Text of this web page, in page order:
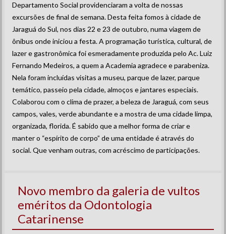
Departamento Social providenciaram a volta de nossas
excursões de final de semana. Desta feita fomos à cidade de
Jaraguá do Sul, nos dias 22 e 23 de outubro, numa viagem de
ônibus onde iniciou a festa. A programação turística, cultural, de
lazer e gastronômica foi esmeradamente produzida pelo Ac. Luiz
Fernando Medeiros, a quem a Academia agradece e parabeniza.
Nela foram incluídas visitas a museu, parque de lazer, parque
temático, passeio pela cidade, almoços e jantares especiais.
Colaborou com o clima de prazer, a beleza de Jaraguá, com seus
campos, vales, verde abundante e a mostra de uma cidade limpa,
organizada, florida. É sabido que a melhor forma de criar e
manter o “espírito de corpo” de uma entidade é através do
social. Que venham outras, com acréscimo de participações.
Novo membro da galeria de vultos
eméritos da Odontologia
Catarinense